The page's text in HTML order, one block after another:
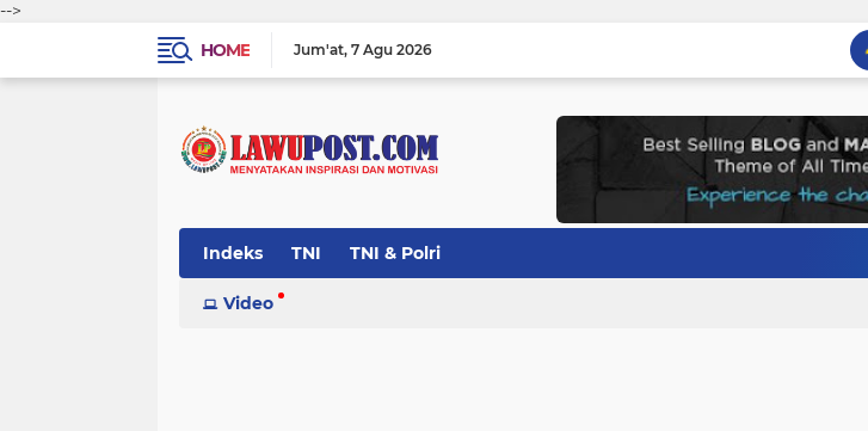
-->
HOME
Jum'at 7 Agu 2026
Indeks TNI TNI & Polri
Video